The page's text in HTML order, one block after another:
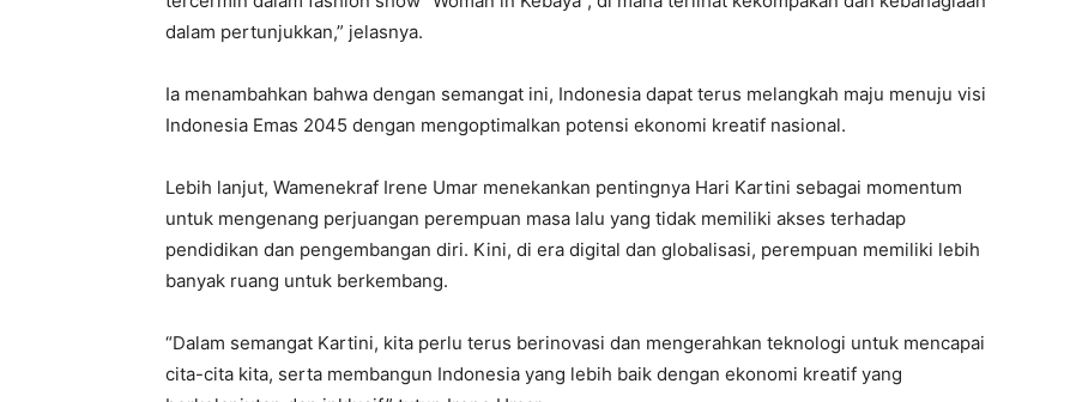
dalam pertunjukkan,” jelasnya.
Ia menambahkan bahwa dengan semangat ini, Indonesia dapat terus melangkah maju menuju visi
Indonesia Emas 2045 dengan mengoptimalkan potensi ekonomi kreatif nasional.
Lebih lanjut, Wamenekraf Irene Umar menekankan pentingnya Hari Kartini sebagai momentum
untuk mengenang perjuangan perempuan masa lalu yang tidak memiliki akses terhadap
pendidikan dan pengembangan diri. Kini, di era digital dan globalisasi, perempuan memiliki lebih
banyak ruang untuk berkembang.
“Dalam semangat Kartini, kita perlu terus berinovasi dan mengerahkan teknologi untuk mencapai
cita-cita kita, serta membangun Indonesia yang lebih baik dengan ekonomi kreatif yang